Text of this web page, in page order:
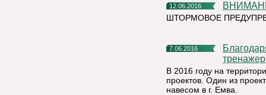
12.06.2016
ШТОРМОВОЕ
7.06.2016
Благодаря малому проекту в Емве появится уличный
В 2016 году на
проектов. Один из
навесом в г. Емва.